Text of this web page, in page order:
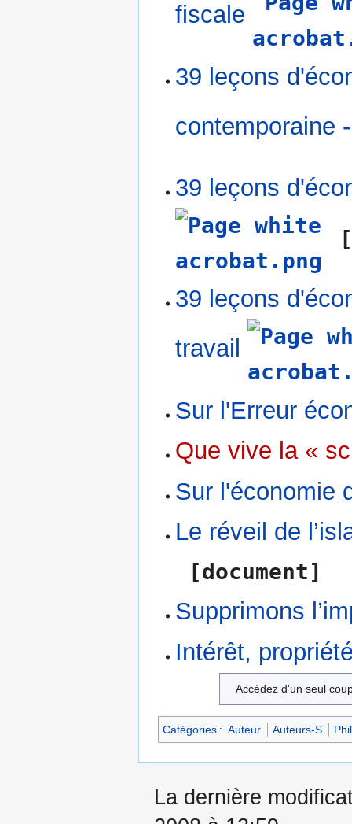
fiscale
39 leçons
contemporaine
39 leçons
39 leçons
travail
Sur l'Erreur
Que vive la «
Sur l'économie
Le réveil de
[document]
Supprimons
Intérêt,
Accédez d'un seul
Catégories : Auteur Auteurs-S
La dernière